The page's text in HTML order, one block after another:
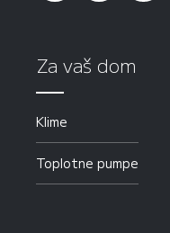
Za vaš dom
Klime
Toplotne pumpe